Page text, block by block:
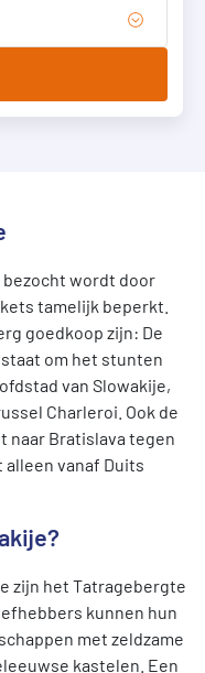
bezocht wordt door
tamelijk beperkt.
goedkoop zijn: De
om het stunten
van Slowakije,
Charleroi. Ook de
naar Bratislava tegen
vanaf Duits
zijn het Tatragebergte
kunnen hun
met zeldzame
kastelen. Een